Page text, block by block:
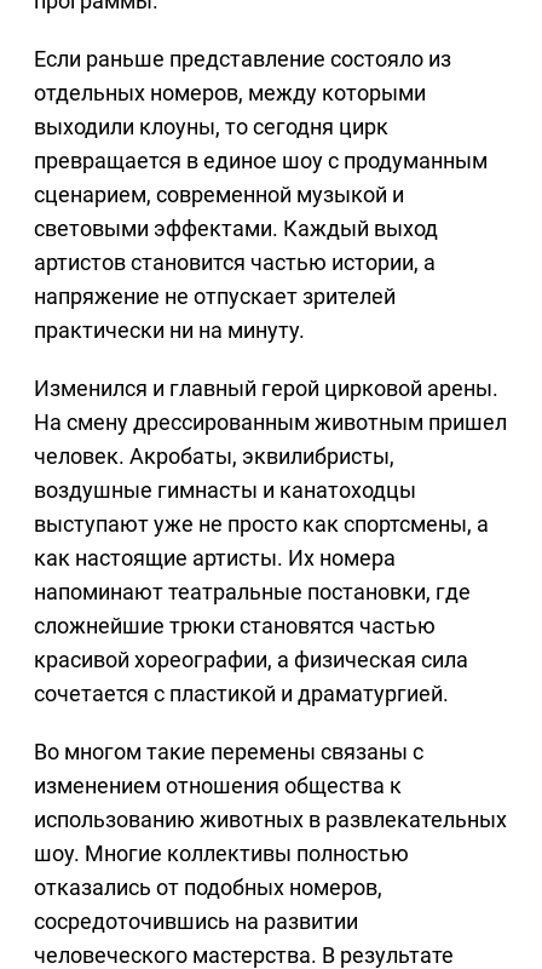
Если раньше представление состояло из
отдельных номеров, между которыми
выходили клоуны, то сегодня цирк
превращается в единое шоу с продуманным
сценарием, современной музыкой и
световыми эффектами. Каждый выход
артистов становится частью истории, а
напряжение не отпускает зрителей
практически ни на минуту.
Изменился и главный герой цирковой арены.
На смену дрессированным животным пришел
человек. Акробаты, эквилибристы,
воздушные гимнасты и канатоходцы
выступают уже не просто как спортсмены, а
как настоящие артисты. Их номера
напоминают театральные постановки, где
сложнейшие трюки становятся частью
красивой хореографии, а физическая сила
сочетается с пластикой и драматургией.
Во многом такие перемены связаны с
изменением отношения общества к
использованию животных в развлекательных
шоу. Многие коллективы полностью
отказались от подобных номеров,
сосредоточившись на развитии
человеческого мастерства. В результате